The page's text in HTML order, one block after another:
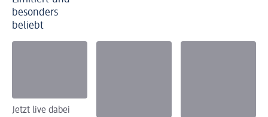
besonders
beliebt
Jetzt live dabei